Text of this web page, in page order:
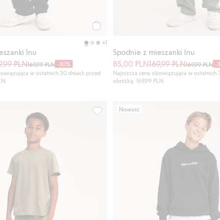
+1
lnu
PLN169,99 PLN -30%
w ostatnich 30 dniach przed
Spodnie z mieszanki lnu
85,00 PLN169,99 PLN169,99 PLN -
Najniższa cena obowiązująca w ostatnich
obniżką: 169,99 PLN
cargo, Dodaj do listy ulubioneDresowe spodnie z kieszeniami
Nowość